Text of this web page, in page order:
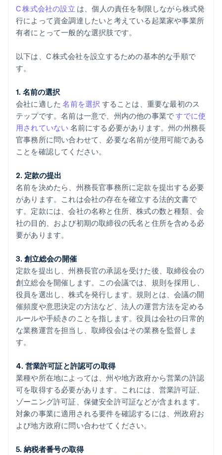
C 株式会社の設立 は、個人の責任を制限しながら株式発
行によって資金調達したいと考えている起業家や事業所
有者にとって一般的な選択肢です。
以下は、C 株式会社を設立するための基本的な手順で
す。
1. 名前の選択
会社に適した名前を選択 することは、重要な最初のス
テップです。名前は一意で、州内の他の事業ですでに使
用されていない 名前にする必要があります。州の州務長
官事務所に問い合わせて、必要な名前が使用可能である
ことを確認してください。
2. 定款の提出
名前を決めたら、州務長官事務所に定款を提出する必要
があります。これは会社の存在を確立する法的文書で
す。定款には、会社の名称と住所、株式の数と種類、会
社の目的、および初期の取締役の氏名と住所を含める必
要があります。
3. 創立総会の開催
定款を提出し、州務長官の承認を受けた後、取締役会の
創立総会を開催します。この会議では、規則を採用し、
役員を選出し、株式を発行します。規則とは、会議の開
催頻度や意思決定の方法など、法人の運営方法を定める
ルールや手続きのことを指します。役員は会社の日常的
な業務運営を担当し、取締役会はその業務を監督しま
す。
4. 営業許可証と許認可の取得
業種や所在地によっては、州や地方政府から営業の許認
可を取得する必要があります。これには、営業許可証、
ゾーニング許可証、保健安全許可証などが含まれます。
対象の事業に適用される要件を確認するには、州政府お
よび地方政府に問い合わせてください。
5. 納税者番号の取得